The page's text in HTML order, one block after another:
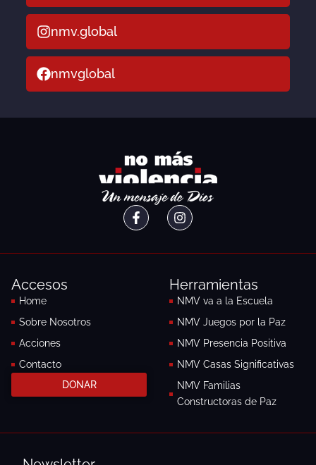
nmv.global
nmvglobal
F
a
I
n
r
a
Accesos
Home
Sobre Nosotros
Acciones
Contacto
DONAR
Herramientas
NMV va a la Escuela
NMV Juegos por la Paz
NMV Presencia Positiva
NMV Casas Significativas
NMV Familias
Constructoras de Paz